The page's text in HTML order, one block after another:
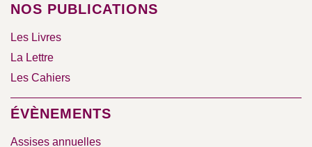
NOS PUBLICATIONS
Les Livres
La Lettre
Les Cahiers
ÉVÈNEMENTS
Assises annuelles